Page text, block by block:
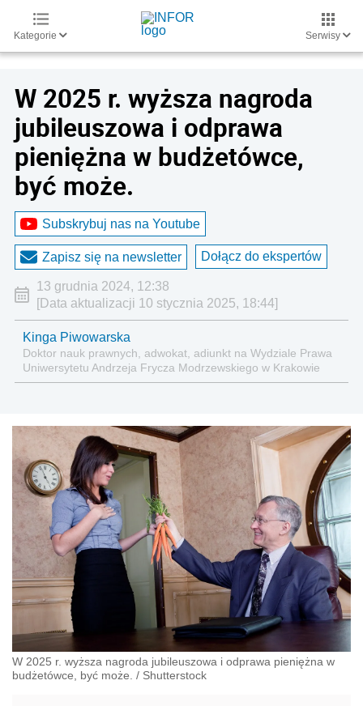
Kategorie Serwisy
W 2025 r. wyższa nagroda
jubileuszowa i odprawa
pieniężna w budżetówce,
być może.
Subskrybuj nas na Youtube
Zapisz się na newsletter Dołącz do ekspertów
13 grudnia 2024, 12:38
[Data aktualizacji 10 stycznia 2025, 18:44]
Kinga Piwowarska
Doktor nauk prawnych, adwokat, adiunkt na Wydziale Prawa
Uniwersytetu Andrzeja Frycza Modrzewskiego w Krakowie
oraz Rzecznik Akademicki ds. równego traktowania i
administracyjnoprawnych aspektach związanych z pracą i
pomocą socjalną.
W 2025 r. wyższa nagroda jubileuszowa i odprawa pieniężna w
budżetówce, być może. / Shutterstock